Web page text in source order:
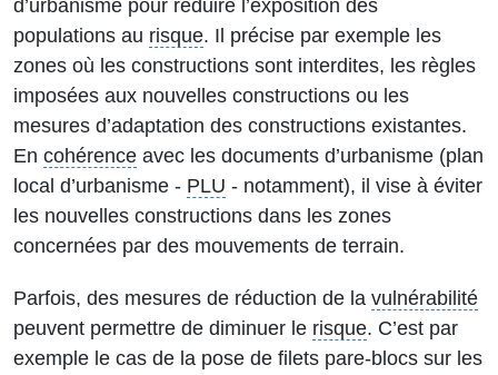
d’urbanisme pour réduire l’exposition des
populations au risque. Il précise par exemple les
zones où les constructions sont interdites, les règles
imposées aux nouvelles constructions ou les
mesures d’adaptation des constructions existantes.
En cohérence avec les documents d’urbanisme (plan
local d’urbanisme - PLU - notamment), il vise à éviter
les nouvelles constructions dans les zones
concernées par des mouvements de terrain.
Parfois, des mesures de réduction de la vulnérabilité
peuvent permettre de diminuer le risque. C’est par
exemple le cas de la pose de filets pare-blocs sur les